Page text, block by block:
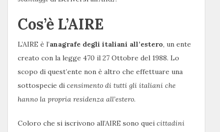
Cos’è L’AIRE
L’AIRE è l’anagrafe degli italiani all’estero, un ente
creato con la legge 470 il 27 Ottobre del 1988. Lo
scopo di quest’ente non è altro che effettuare una
sottospecie di censimento di tutti gli italiani che
hanno la propria residenza all’estero.
Coloro che si iscrivono all’AIRE sono quei cittadini